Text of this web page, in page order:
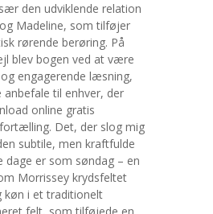
den udviklende relation
Madeline, som tilføjer
rørende berøring. På
blev bogen ved at være
engagerende læsning,
anbefale til enhver, der
online gratis
Det, der slog mig
subtile, men kraftfulde
dage er som søndag – en
Morrissey krydsfeltet
køn i et traditionelt